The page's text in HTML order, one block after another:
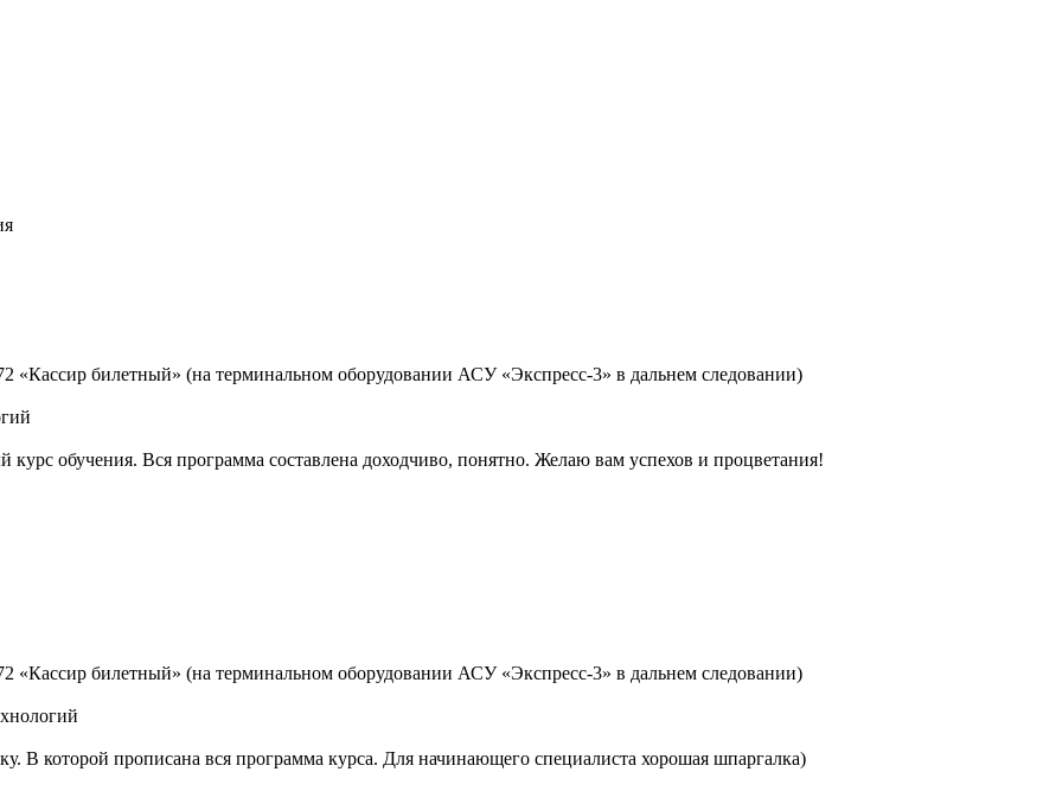
«Кассир билетный» (на терминальном оборудовании АСУ «Экспресс-3» в дальнем следовании)
обучения. Вся программа составлена доходчиво, понятно. Желаю вам успехов и процветания!
«Кассир билетный» (на терминальном оборудовании АСУ «Экспресс-3» в дальнем следовании)
В которой прописана вся программа курса. Для начинающего специалиста хорошая шпаргалка)